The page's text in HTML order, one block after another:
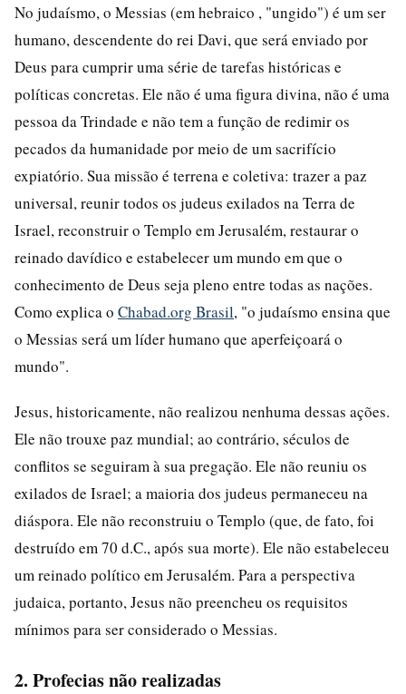
No judaísmo, o Messias (em hebraico , "ungido") é um ser
humano, descendente do rei Davi, que será enviado por
Deus para cumprir uma série de tarefas históricas e
políticas concretas. Ele não é uma figura divina, não é uma
pessoa da Trindade e não tem a função de redimir os
pecados da humanidade por meio de um sacrifício
expiatório. Sua missão é terrena e coletiva: trazer a paz
universal, reunir todos os judeus exilados na Terra de
Israel, reconstruir o Templo em Jerusalém, restaurar o
reinado davídico e estabelecer um mundo em que o
conhecimento de Deus seja pleno entre todas as nações.
Como explica o Chabad.org Brasil, "o judaísmo ensina que
o Messias será um líder humano que aperfeiçoará o
mundo".
Jesus, historicamente, não realizou nenhuma dessas ações.
Ele não trouxe paz mundial; ao contrário, séculos de
conflitos se seguiram à sua pregação. Ele não reuniu os
exilados de Israel; a maioria dos judeus permaneceu na
diáspora. Ele não reconstruiu o Templo (que, de fato, foi
destruído em 70 d.C., após sua morte). Ele não estabeleceu
um reinado político em Jerusalém. Para a perspectiva
judaica, portanto, Jesus não preencheu os requisitos
mínimos para ser considerado o Messias.
2. Profecias não realizadas